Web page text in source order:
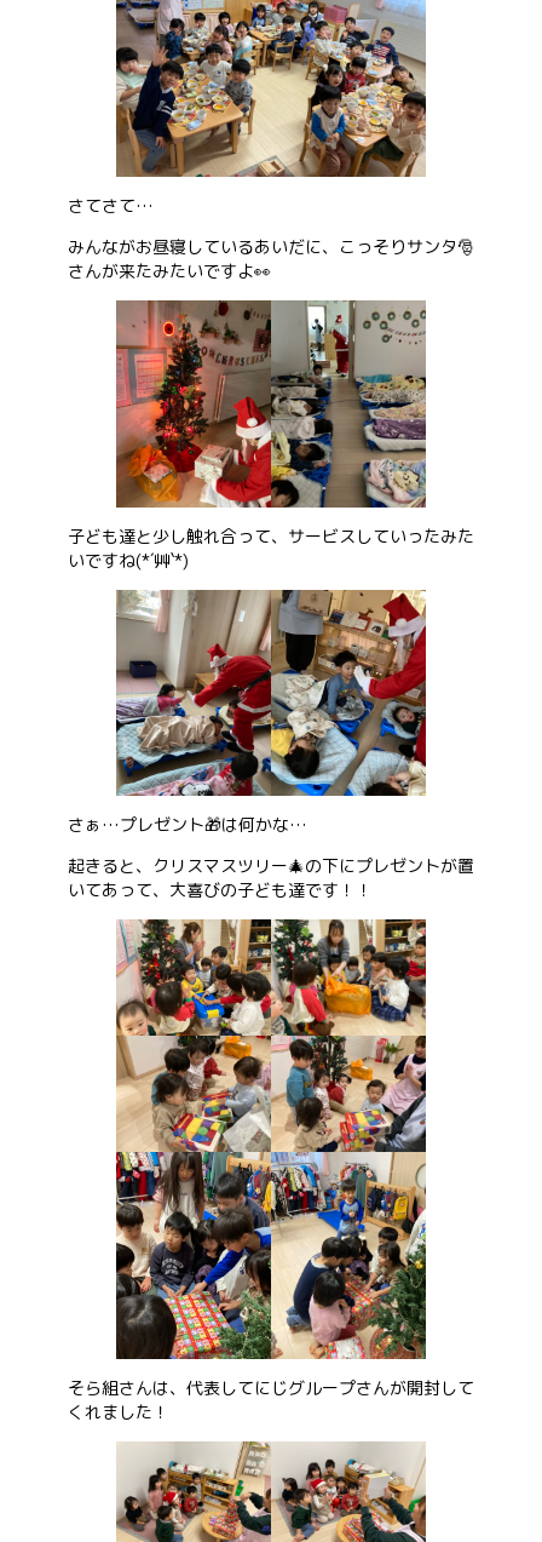
さてさて…
みんながお昼寝しているあいだに、こっそりサンタ🎅
さんが来たみたいですよ👀
子ども達と少し触れ合って、サービスしていったみた
いですね(*´艸`*)
さぁ…プレゼント🎁は何かな…
起きると、クリスマスツリー🎄の下にプレゼントが置
いてあって、大喜びの子ども達です！！
そら組さんは、代表してにじグループさんが開封して
くれました！